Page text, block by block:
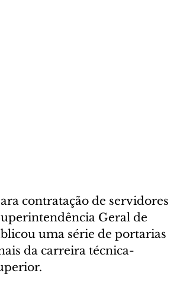
contratação de servidores
Geral de
uma série de portarias
da carreira técnica-